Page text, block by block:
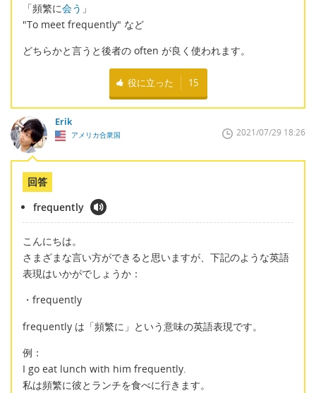
「頻繁に会う 」
"To meet frequently" など
どちらかと言うと後者の often が良く使われます。
役に立った 15
Erik
アメリカ合衆国 2021/07/29 18:26
回答
frequently
こんにちは。
さまざまな言い方ができると思いますが、下記のような英語
表現はいかがでしょうか：
・frequently
frequently は「頻繁に」という意味の英語表現です。
例：
I go eat lunch with him frequently.
私は頻繁に彼とランチを食べに行きます。